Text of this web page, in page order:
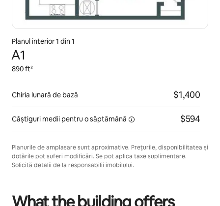
Planul interior 1 din 1
A1
890 ft²
Chiria lunară de bază $1,400
Câștiguri medii pentru o săptămână $594
Planurile de amplasare sunt aproximative. Prețurile, disponibilitatea și
dotările pot suferi modificări. Se pot aplica taxe suplimentare.
Solicită detalii de la responsabilii imobilului.
What the building offers